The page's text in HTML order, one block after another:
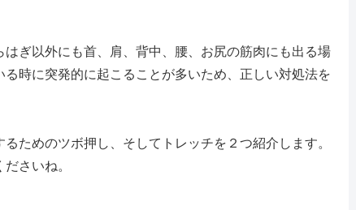
ぎ以外にも首、肩、背中、腰、お尻の筋肉にも出る場
時に突発的に起こることが多いため、正しい対処法を
ためのツボ押し、そしてトレッチを２つ紹介します。
さいね。